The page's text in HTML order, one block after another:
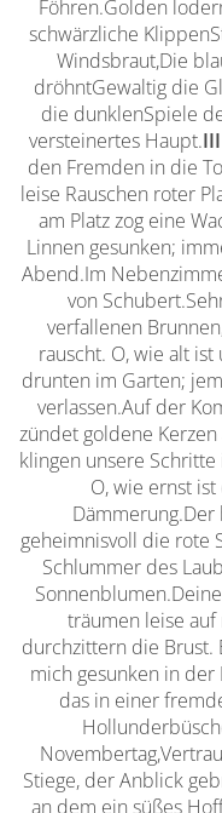
Föhren.Golden
schwärzliche
Windsbraut,Die
dröhntGewaltig die
die dunklenSpiele
versteinertes Haupt.III
den Fremden in die
leise Rauschen roter
am Platz zog eine
Linnen gesunken;
Abend.Im
von
verfallenen
rauscht. O, wie alt
drunten im Garten;
verlassen.Auf der
zündet goldene
klingen unsere
O, wie ernst
geheimnisvoll die rote
Schlummer des
träumen leise
durchzittern die Brust.
mich gesunken in
das in einer
Stiege, der Anblick
an dem ein süßes